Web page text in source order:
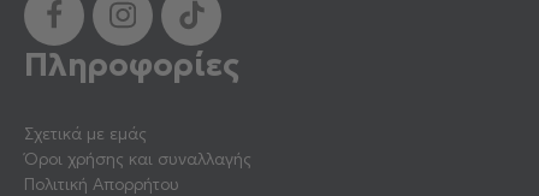
Πληροφορίες
Σχετικά με εμάς
Όροι χρήσης και συναλλαγής
Πολιτική Απορρήτου